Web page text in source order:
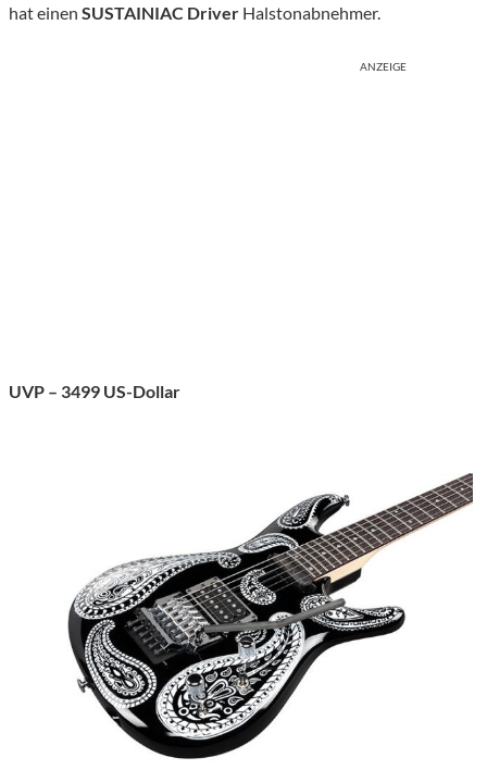
hat einen SUSTAINIAC Driver Halstonabnehmer.
ANZEIGE
UVP – 3499 US-Dollar